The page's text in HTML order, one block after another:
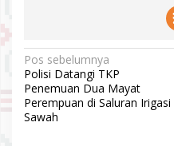
N
a
v
i
Pos sebelumnya
Polisi Datangi TKP
Penemuan Dua Mayat
Perempuan di Saluran Irigasi
Sawah